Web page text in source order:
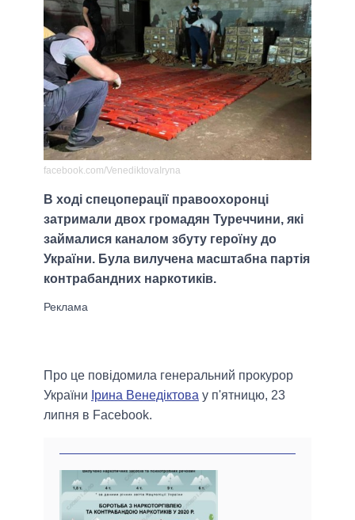
facebook.com/VenediktovaIryna
В ході спецоперації правоохоронці
затримали двох громадян Туреччини, які
займалися каналом збуту героїну до
України. Була вилучена масштабна партія
контрабандних наркотиків.
Про це повідомила генеральний прокурор
України Ірина Венедіктова у п'ятницю, 23
липня в Facebook.